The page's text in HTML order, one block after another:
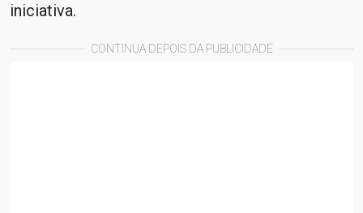
iniciativa.
CONTINUA DEPOIS DA PUBLICIDADE